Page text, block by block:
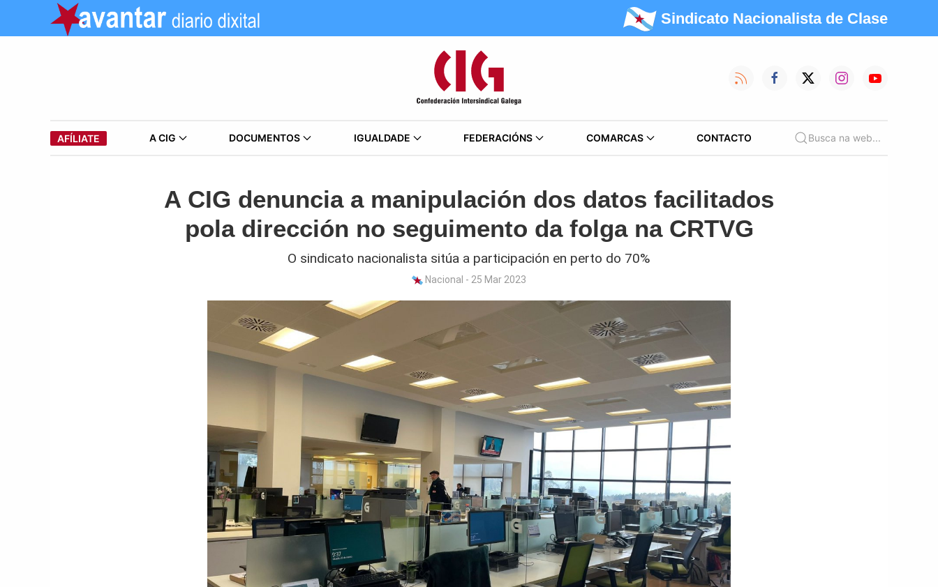
Sindicato Nacionalista de Clase
AFÍLIATE A CIG DOCUMENTOS IGUALDADE FEDERACIÓNS COMARCAS CONTACTO Busca na web...
A CIG denuncia a manipulación dos datos facilitados
pola dirección no seguimento da folga na CRTVG
O sindicato nacionalista sitúa a participación en perto do 70%
Nacional - 25 Mar 2023